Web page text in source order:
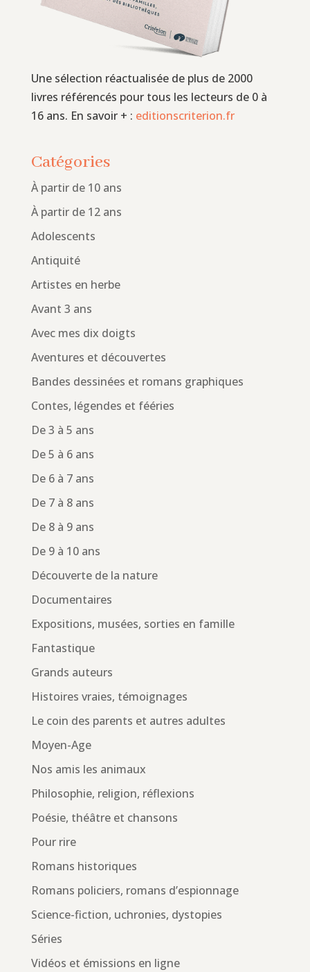
Une sélection réactualisée de plus de 2000
livres référencés pour tous les lecteurs de 0 à
16 ans. En savoir + : editionscriterion.fr
Catégories
À partir de 10 ans
À partir de 12 ans
Adolescents
Antiquité
Artistes en herbe
Avant 3 ans
Avec mes dix doigts
Aventures et découvertes
Bandes dessinées et romans graphiques
Contes, légendes et fééries
De 3 à 5 ans
De 5 à 6 ans
De 6 à 7 ans
De 7 à 8 ans
De 8 à 9 ans
De 9 à 10 ans
Découverte de la nature
Documentaires
Expositions, musées, sorties en famille
Fantastique
Grands auteurs
Histoires vraies, témoignages
Le coin des parents et autres adultes
Moyen-Age
Nos amis les animaux
Philosophie, religion, réflexions
Poésie, théâtre et chansons
Pour rire
Romans historiques
Romans policiers, romans d’espionnage
Science-fiction, uchronies, dystopies
Séries
Vidéos et émissions en ligne